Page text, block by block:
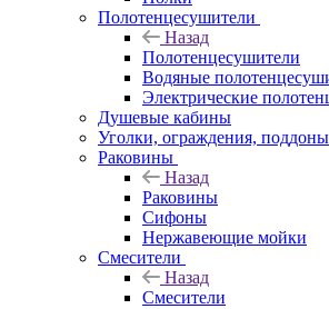
Полотенцесушители
Назад
Полотенцесушители
Водяные
Электрические
Душевые кабины
Уголки, ограждения, поддоны
Раковины
Назад
Раковины
Сифоны
Нержавеющие мойки
Смесители
Назад
Смесители